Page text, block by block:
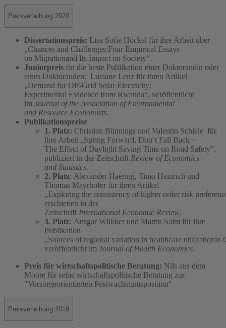
Preisverleihung 2020
Dissertationspreis: Lisa Sofie Höckel für ihre Arbeit über
„Chances and Challenges:Four Empirical Essays
on Migrationand Its Impact on Society“.
Juniorpreis für die beste Publikation einer Doktorandin oder
eines Doktoranden: Luciane Lenz für ihren Artikel
„Demand for Off-Grid Solar Electricity:
Experimental Evidence from Rwanda“, veröffentlicht
im Journal of the Association of Environmental
and Resource Economists.
Publikationspreise
1. Platz: Christian Bünnings und Valentin Schiele für
ihre Arbeit „Spring Forward, Don’t Fall Back –
The Effect of Daylight Saving Time on Road Safety”,
publiziert in der Zeitschrift Review of Economics
and Statistics.
2. Platz: Alexander Haering, Timo Heinrich und
Thomas Mayrhofer für ihren Artikel
„Exploring the consistency of higher order risk
erschienen in der
Zeitschrift International Economic Review.
3. Platz: Ansgar Wübker und Martin Salm für ihre
Publikation
„Sources of regional variation in healthcare utilizationin
veröffentlicht im Journal of Health Economics.
Preis für wirtschaftspolitische Beratung: Nils aus dem
Moore für seine wirtschaftspolitische Beratung zur
"Vorsorgeorientierten Postwachstumsposition"
Preisverleihung 2019